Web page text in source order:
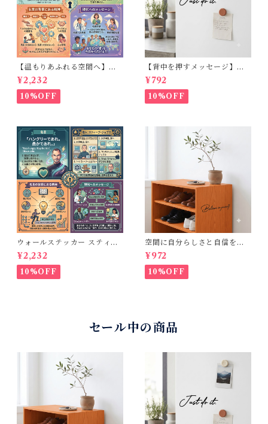
【温もりあふれる空間へ】ウ
ォールステッカー マザーテレ
サ 名言 英語 愛 インテリアシ
ール 転写シート リビング 玄関
模様替え 北欧 30×50cm
¥2,232
10%OFF
【背中を押すメッセージ】ウ
ォールステッカー：Just do it.
（横幅10cm）手書き風 カッ
ティングステッカー・転写シ
ール
¥792
10%OFF
ウォールステッカー スティー
ブジョブズ 名言 英語 格言 イ
ンテリア シール 転写タイプ オ
フィス リビング 30×50cm
¥2,232
10%OFF
空間に自分らしさと自信をプ
ラス。Believe in yourself.
おしゃれな英字転写ウォール
ステッカー（横幅20cm）
¥972
10%OFF
セール中の商品